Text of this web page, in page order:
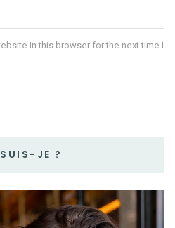
in this browser for the next time I
JE ?